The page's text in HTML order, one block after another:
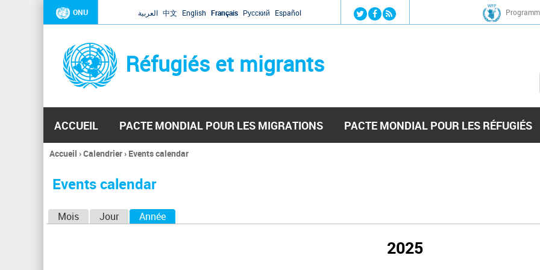
Jump to navigation
ONU العربية 中文 English Français Русский Español
Réfugiés et migrants
ACCUEIL PACTE MONDIAL POUR LES MIGRATIONS PACTE MONDIAL POUR LES RÉFUGIÉS
Vous
ici
Accueil ›Calendrier› Events calendar
Events calendar
Mois Jour Année
2025